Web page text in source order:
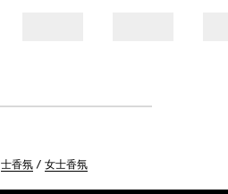
士香氛 女士香氛